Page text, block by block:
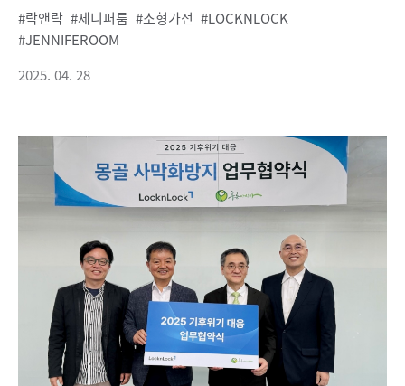
락앤락 제니퍼룸 소형가전
LOCKNLOCK
JENNIFEROOM
2025. 04. 28